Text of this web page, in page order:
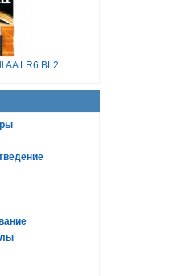
AA LR6 BL2